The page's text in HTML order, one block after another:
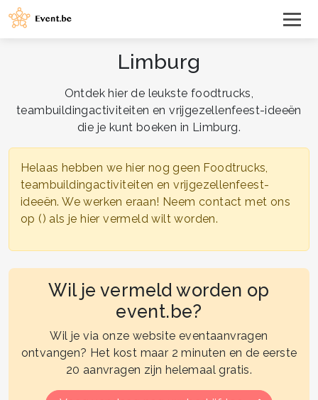
Limburg
Ontdek hier de leukste foodtrucks,
teambuildingactiviteiten en vrijgezellenfeest-ideeën
die je kunt boeken in Limburg.
Helaas hebben we hier nog geen Foodtrucks,
teambuildingactiviteiten en vrijgezellenfeest-
ideeën. We werken eraan! Neem contact met ons
op () als je hier vermeld wilt worden.
Wil je vermeld worden op
event.be?
Wil je via onze website eventaanvragen
ontvangen? Het kost maar 2 minuten en de eerste
20 aanvragen zijn helemaal gratis.